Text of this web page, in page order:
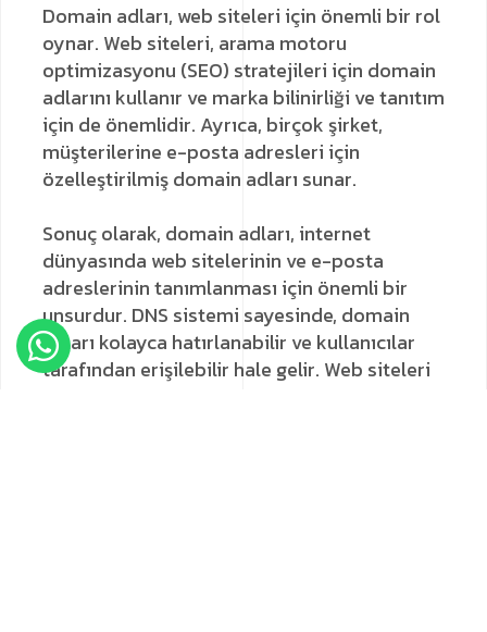
Domain adları, web siteleri için önemli bir rol
oynar. Web siteleri, arama motoru
optimizasyonu (SEO) stratejileri için domain
adlarını kullanır ve marka bilinirliği ve tanıtım
için de önemlidir. Ayrıca, birçok şirket,
müşterilerine e-posta adresleri için
özelleştirilmiş domain adları sunar.
Sonuç olarak, domain adları, internet
dünyasında web sitelerinin ve e-posta
adreslerinin tanımlanması için önemli bir
unsurdur. DNS sistemi sayesinde, domain
adları kolayca hatırlanabilir ve kullanıcılar
tarafından erişilebilir hale gelir. Web siteleri